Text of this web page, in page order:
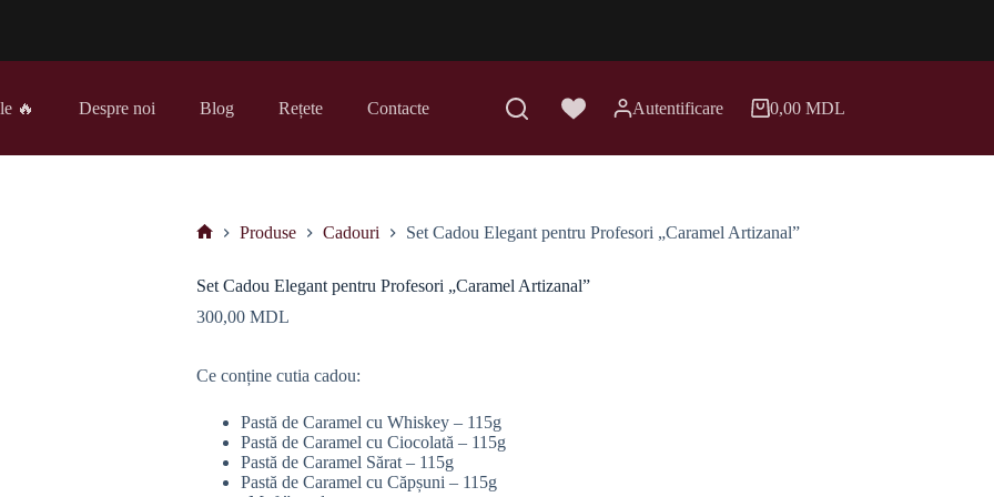
🔥 Despre noi Blog Rețete Contacte Autentificare
Coș
cumpărături
0,00 MDL
Produse Cadouri Set Cadou Elegant pentru Profesori „Caramel Artizanal”
Set Cadou Elegant pentru Profesori „Caramel Artizanal”
300,00 MDL
Ce conține cutia cadou:
Pastă de Caramel cu Whiskey – 115g
Pastă de Caramel cu Ciocolată – 115g
Pastă de Caramel Sărat – 115g
Pastă de Caramel cu Căpșuni – 115g